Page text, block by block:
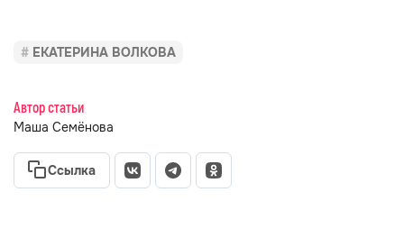
ЕКАТЕРИНА ВОЛКОВА
Автор статьи
Маша Семёнова
Ссылка